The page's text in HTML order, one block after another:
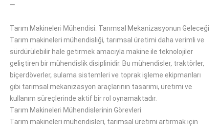
—
Tarım Makineleri Mühendisi: Tarımsal Mekanizasyonun Geleceği
Tarım makineleri mühendisliği, tarımsal üretimi daha verimli ve
sürdürülebilir hale getirmek amacıyla makine ile teknolojiler
geliştiren bir mühendislik disiplinidir. Bu mühendisler, traktörler,
biçerdöverler, sulama sistemleri ve toprak işleme ekipmanları
gibi tarımsal mekanizasyon araçlarının tasarımı, üretimi ve
kullanım süreçlerinde aktif bir rol oynamaktadır.
Tarım Makineleri Mühendislerinin Görevleri
Tarım makineleri mühendisleri, tarımsal üretimi artırmak için